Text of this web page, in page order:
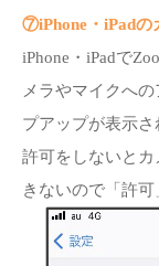
⑦iPhone・iPadの
iPhone・iPadで
メラやマイクへ
プアップが表示さ
許可をしないと
きないので「許可